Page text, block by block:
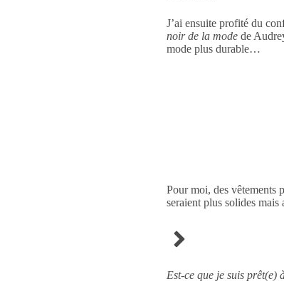
J’ai ensuite profité du
noir de la mode de
mode plus durable…
Pour moi, des vêtements
seraient plus solides mais
Est-ce que je suis prêt(e)